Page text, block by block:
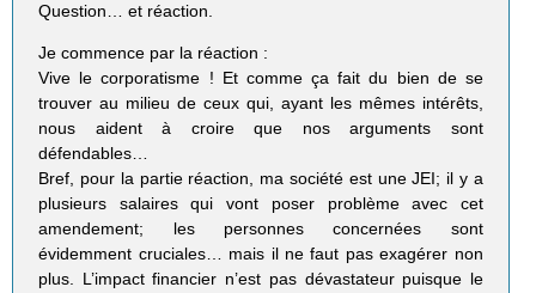
Question… et réaction.
Je commence par la réaction :
Vive le corporatisme ! Et comme ça fait du bien de se
trouver au milieu de ceux qui, ayant les mêmes intérêts,
nous aident à croire que nos arguments sont
défendables…
Bref, pour la partie réaction, ma société est une JEI; il y a
plusieurs salaires qui vont poser problème avec cet
amendement; les personnes concernées sont
évidemment cruciales… mais il ne faut pas exagérer non
plus. L’impact financier n’est pas dévastateur puisque le